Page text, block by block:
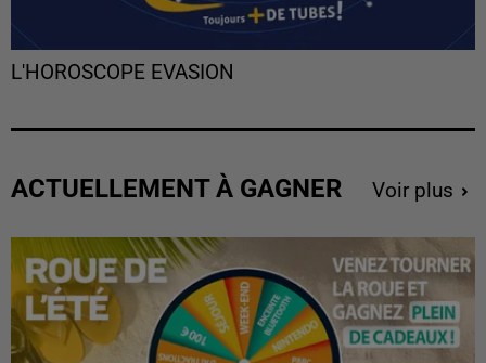
L'HOROSCOPE EVASION
ACTUELLEMENT À GAGNER Voir plus